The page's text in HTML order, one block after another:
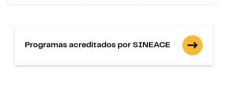
Programas acreditados por SINEACE